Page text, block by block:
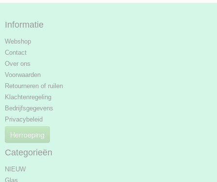
Informatie
Webshop
Contact
Over ons
Voorwaarden
Retourneren of ruilen
Klachtenregeling
Bedrijfsgegevens
Privacybeleid
Herroeping
Categorieën
NIEUW
Glas